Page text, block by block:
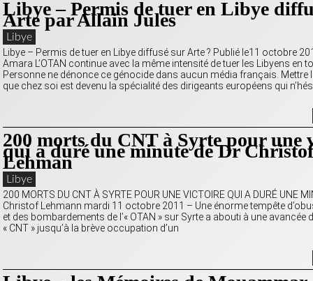
Libye – Permis de tuer en Libye
Arte par Allain Jules
Libye
Libye – Permis de tuer en Libye diffusé sur Arte ? Publié le11 octobre
Amara L’OTAN continue avec la même intensité de tuer les Libyens en
Personne ne dénonce ce génocide dans aucun média français. Mettre
que chez soi est devenu la spécialité des dirigeants européens qui
200 morts du CNT à Syrte pour une
qui a duré une minute de Dr Christof
Lehman
Libye
200 MORTS DU CNT À SYRTE POUR UNE VICTOIRE QUI A DURÉ UNE
Christof Lehmann mardi 11 octobre 2011 – Une énorme tempête
et des bombardements de l’« OTAN » sur Syrte a abouti à une avancée
« CNT » jusqu’à la brève occupation d’un